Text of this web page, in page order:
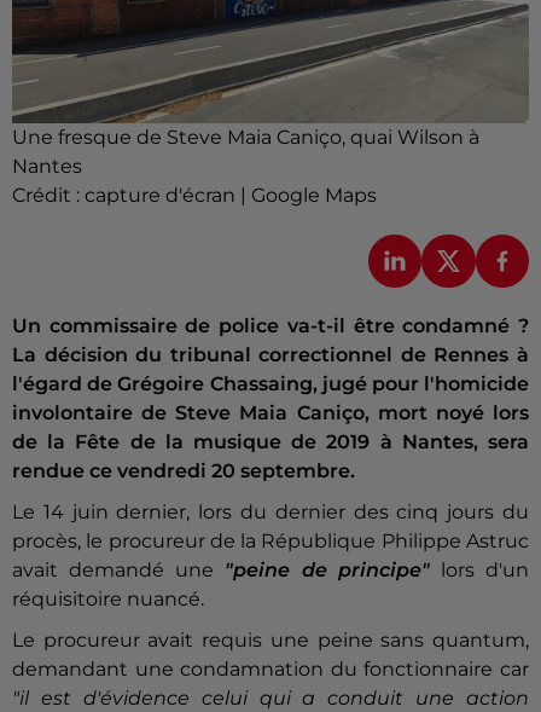
Une fresque de Steve Maia Caniço, quai Wilson à
Nantes
Crédit : capture d'écran | Google Maps
Un commissaire de police va-t-il être condamné ?
La décision du tribunal correctionnel de Rennes à
l'égard de Grégoire Chassaing, jugé pour l'homicide
involontaire de Steve Maia Caniço, mort noyé lors
de la Fête de la musique de 2019 à Nantes, sera
rendue ce vendredi 20 septembre.
Le 14 juin dernier, lors du dernier des cinq jours du
procès, le procureur de la République Philippe Astruc
avait demandé une "peine de principe"
lors d'un
réquisitoire nuancé.
Le procureur avait requis une peine sans quantum,
demandant une condamnation du fonctionnaire car
"il est d'évidence celui qui a conduit une action